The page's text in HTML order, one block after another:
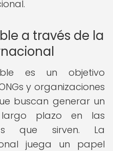
a través de la
es un objetivo
y organizaciones
buscan generar un
plazo en las
que sirven. La
juega un papel